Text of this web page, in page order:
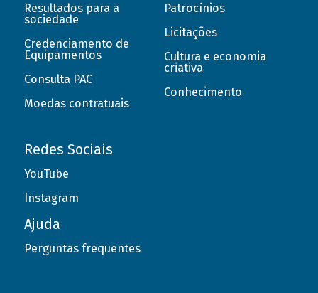
Resultados para a
sociedade
Credenciamento de
Equipamentos
Consulta PAC
Moedas contratuais
Patrocínios
Licitações
Cultura e economia
criativa
Conhecimento
Redes Sociais
YouTube
Instagram
Ajuda
Perguntas frequentes